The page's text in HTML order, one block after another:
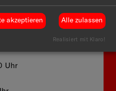
Uhr
akzeptieren Alle zulassen
Realisiert mit Klaro!